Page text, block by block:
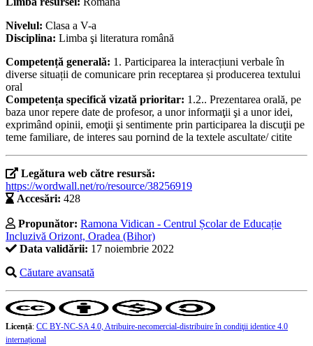
Nivelul: Clasa a V-a
Disciplina: Limba şi literatura română
Competență generală: 1. Participarea la interacțiuni verbale în
diverse situații de comunicare prin receptarea și producerea textului
oral
Competența specifică vizată prioritar: 1.2.. Prezentarea orală, pe
baza unor repere date de profesor, a unor informaţii şi a unor idei,
exprimând opinii, emoţii şi sentimente prin participarea la discuţii pe
teme familiare, de interes sau pornind de la textele ascultate/ citite
Legătura web către resursă:
https://wordwall.net/ro/resource/38256919
Accesări: 428
Propunător: Ramona Vidican - Centrul Școlar de Educație
Incluzivă Orizont, Oradea (Bihor)
Data validării: 17 noiembrie 2022
Căutare avansată
Licență: CC BY-NC-SA 4.0, Atribuire-necomercial-distribuire în condiţii identice 4.0
internațional